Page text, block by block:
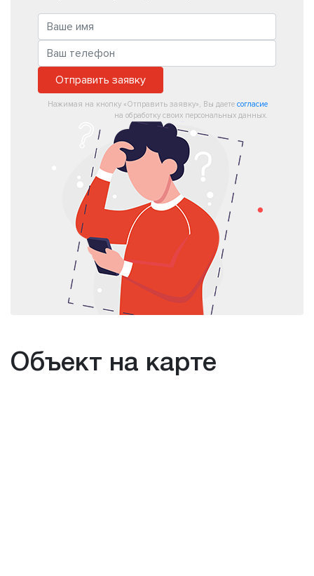
Отправить заявку
Нажимая на кнопку «Отправить заявку», Вы даете согласие
на обработку своих персональных данных.
Объект на карте